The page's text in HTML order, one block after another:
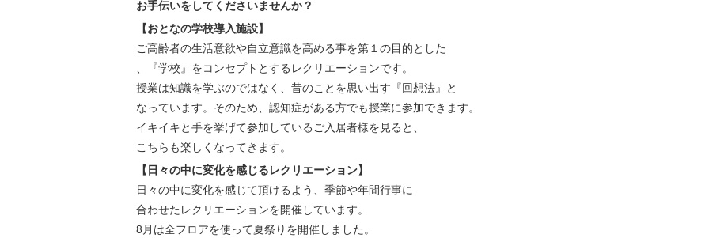
お手伝いをしてくださいませんか？
【おとなの学校導入施設】
ご高齢者の生活意欲や自立意識を高める事を第１の目的とした
、『学校』をコンセプトとするレクリエーションです。
授業は知識を学ぶのではなく、昔のことを思い出す『回想法』と
なっています。そのため、認知症がある方でも授業に参加できます。
イキイキと手を挙げて参加しているご入居者様を見ると、
こちらも楽しくなってきます。
【日々の中に変化を感じるレクリエーション】
日々の中に変化を感じて頂けるよう、季節や年間行事に
合わせたレクリエーションを開催しています。
8月は全フロアを使って夏祭りを開催しました。